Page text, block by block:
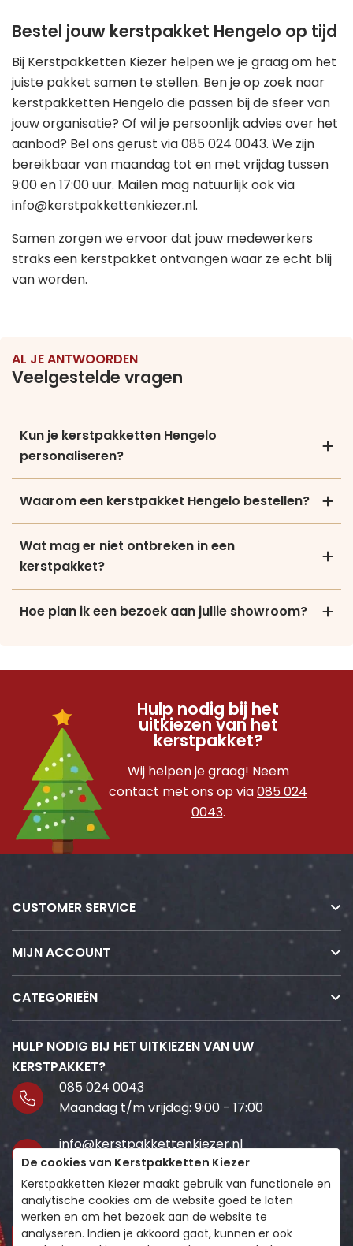
Bestel jouw kerstpakket Hengelo op tijd
Bij Kerstpakketten Kiezer helpen we je graag om het
juiste pakket samen te stellen. Ben je op zoek naar
kerstpakketten Hengelo die passen bij de sfeer van
jouw organisatie? Of wil je persoonlijk advies over het
aanbod? Bel ons gerust via 085 024 0043. We zijn
bereikbaar van maandag tot en met vrijdag tussen
9:00 en 17:00 uur. Mailen mag natuurlijk ook via
info@kerstpakkettenkiezer.nl.
Samen zorgen we ervoor dat jouw medewerkers
straks een kerstpakket ontvangen waar ze echt blij
van worden.
AL JE ANTWOORDEN
Veelgestelde vragen
Kun je kerstpakketten Hengelo
personaliseren?
Waarom een kerstpakket Hengelo bestellen?
Wat mag er niet ontbreken in een
kerstpakket?
Hoe plan ik een bezoek aan jullie showroom?
Hulp nodig bij het
uitkiezen van het
kerstpakket?
Wij helpen je graag! Neem
contact met ons op via085 024
0043.
CUSTOMER SERVICE
MIJN ACCOUNT
CATEGORIEËN
HULP NODIG BIJ HET UITKIEZEN VAN UW
KERSTPAKKET?
085 024 0043
Maandag t/m vrijdag: 9:00 - 17:00
info@kerstpakkettenkiezer.nl
Wij staan voor je klaar!
Volg ons
De cookies van Kerstpakketten Kiezer
Kerstpakketten Kiezer maakt gebruik van functionele en
analytische cookies om de website goed te laten
werken en om het bezoek aan de website te
analyseren. Indien je akkoord gaat, kunnen er ook